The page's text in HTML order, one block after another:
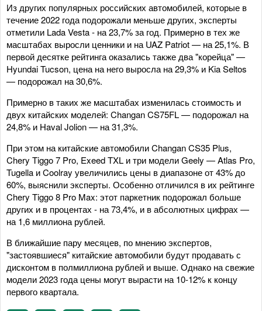
Из других популярных российских автомобилей, которые в
течение 2022 года подорожали меньше других, эксперты
отметили Lada Vesta - на 23,7% за год. Примерно в тех же
масштабах выросли ценники и на UAZ Patriot — на 25,1%. В
первой десятке рейтинга оказались также два "корейца" —
Hyundai Tucson, цена на него выросла на 29,3% и Kia Seltos
— подорожал на 30,6%.
Примерно в таких же масштабах изменилась стоимость и
двух китайских моделей: Changan CS75FL — подорожал на
24,8% и Haval Jolion — на 31,3%.
При этом на китайские автомобили Changan CS35 Plus,
Chery Tiggo 7 Pro, Exeed TXL и три модели Geely — Atlas Pro,
Tugella и Coolray увеличились цены в диапазоне от 43% до
60%, выяснили эксперты. Особенно отличился в их рейтинге
Chery Tiggo 8 Pro Max: этот паркетник подорожал больше
других и в процентах - на 73,4%, и в абсолютных цифрах —
на 1,6 миллиона рублей.
В ближайшие пару месяцев, по мнению экспертов,
"застоявшиеся" китайские автомобили будут продавать с
дисконтом в полмиллиона рублей и выше. Однако на свежие
модели 2023 года цены могут вырасти на 10-12% к концу
первого квартала.